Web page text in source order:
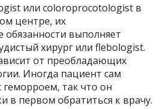
или coloroprocotologist в
центре, их
обязанности выполняет
хирург или flebologist.
от преобладающих
Иногда пациент сам
геморроем, так что он
в первом обратиться к врачу.